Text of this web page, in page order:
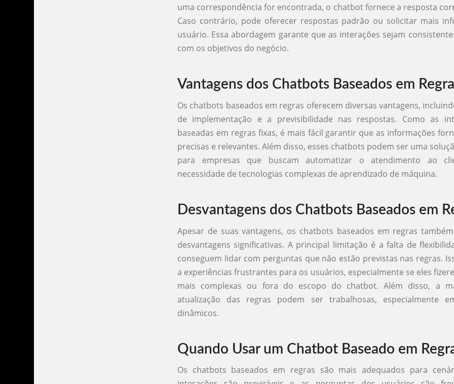
uma correspondência for encontrada, o chatbot fornece a resposta
Caso contrário, pode oferecer respostas padrão ou solicitar mais
usuário. Essa abordagem garante que as interações sejam
com os objetivos do negócio.
Vantagens dos Chatbots Baseados em
Os chatbots baseados em regras oferecem diversas vantagens,
de implementação e a previsibilidade nas respostas. Como as
baseadas em regras fixas, é mais fácil garantir que as informações
precisas e relevantes. Além disso, esses chatbots podem ser uma
para empresas que buscam automatizar o atendimento ao
necessidade de tecnologias complexas de aprendizado de máquina.
Desvantagens dos Chatbots Baseados em
Apesar de suas vantagens, os chatbots baseados em regras
desvantagens significativas. A principal limitação é a falta de
conseguem lidar com perguntas que não estão previstas nas regras.
a experiências frustrantes para os usuários, especialmente se eles
mais complexas ou fora do escopo do chatbot. Além disso, a
atualização das regras podem ser trabalhosas, especialmente
dinâmicos.
Quando Usar um Chatbot Baseado em
Os chatbots baseados em regras são mais adequados para